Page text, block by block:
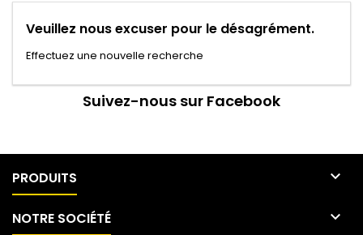
Veuillez nous excuser pour le désagrément.
Effectuez une nouvelle recherche
Suivez-nous sur Facebook
PRODUITS 
NOTRE SOCIÉTÉ 